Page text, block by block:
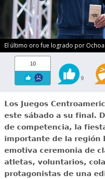
El último oro fue logrado por
10
9
Los Juegos
este sábado a su final.
de competencia, la
importante de la región
emotiva ceremonia de
atletas, voluntarios,
protagonistas de una